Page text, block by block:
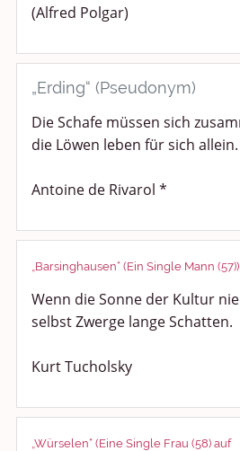
(Alfred Polgar)
„Erding“ (Pseudonym)
Die Schafe müssen sich
die Löwen leben für sich allein.
Antoine de Rivarol *
„Barsinghausen“ (Ein Single Mann (57))
Wenn die Sonne der Kultur
selbst Zwerge lange Schatten.
Kurt Tucholsky
„Würselen“ (Eine Single Frau (58) auf